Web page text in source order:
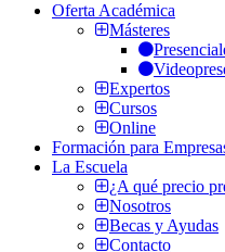
Oferta Académica
Másteres
Expertos
Cursos
Online
Formación para
La Escuela
¿A qué precio
Nosotros
Becas y Ayudas
Contacto